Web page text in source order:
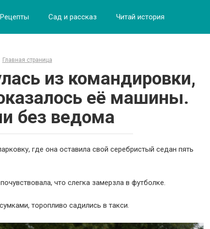
Рецепты Сад и рассказ Читай история
Главная страница
из командировки,
её машины.
без ведома
где она оставила свой серебристый седан пять
что слегка замерзла в футболке.
торопливо садились в такси.